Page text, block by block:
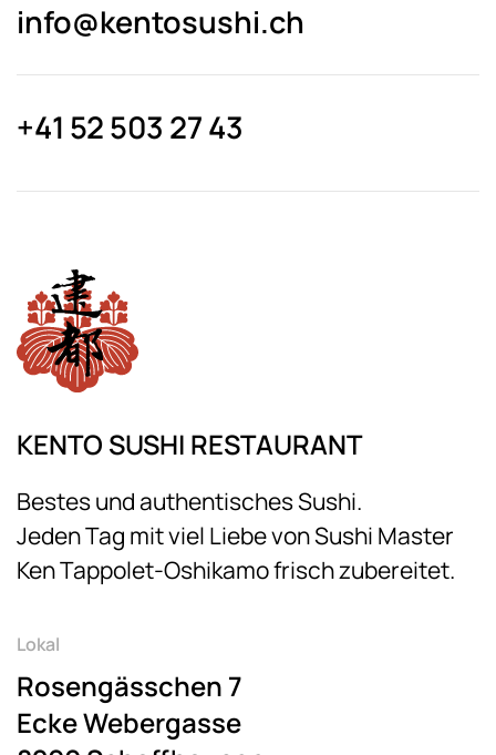
info@kentosushi.ch
+41 52 503 27 43
KENTO SUSHI RESTAURANT
Bestes und authentisches Sushi.
Jeden Tag mit viel Liebe von Sushi Master
Ken Tappolet-Oshikamo frisch zubereitet.
Lokal
Rosengässchen 7
Ecke Webergasse